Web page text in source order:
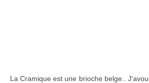
La Cramique est une brioche belge..